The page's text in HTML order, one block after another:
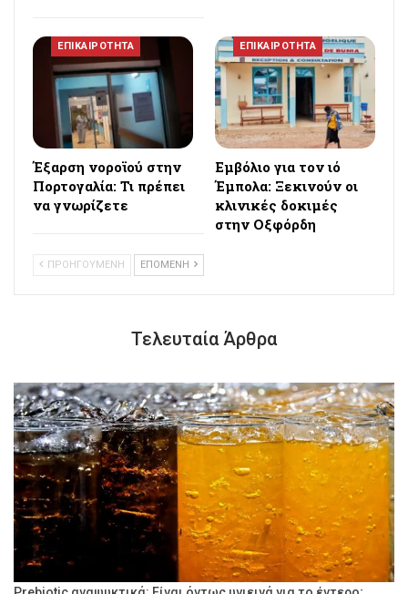
ΕΠΙΚΑΙΡΟΤΗΤΑ
Έξαρση νοροϊού στην
Πορτογαλία: Τι πρέπει
να γνωρίζετε
ΕΠΙΚΑΙΡΟΤΗΤΑ
Εμβόλιο για τον ιό
Έμπολα: Ξεκινούν οι
κλινικές δοκιμές
στην Οξφόρδη
ΠΡΟΗΓΟΥΜΕΝΗ ΕΠΟΜΕΝΗ
Τελευταία Άρθρα